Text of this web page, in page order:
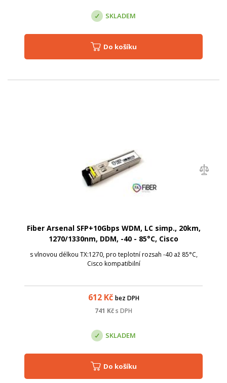
SKLADEM
Do košíku
Fiber Arsenal SFP+10Gbps WDM, LC simp., 20km,
1270/1330nm, DDM, -40 - 85°C, Cisco
s vlnovou délkou TX:1270, pro teplotní rozsah -40 až 85°C,
Cisco kompatibilní
612Kč bez DPH
741 Kčs DPH
SKLADEM
Do košíku